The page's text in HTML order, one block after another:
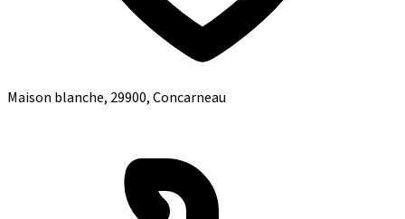
Maison blanche, 29900, Concarneau